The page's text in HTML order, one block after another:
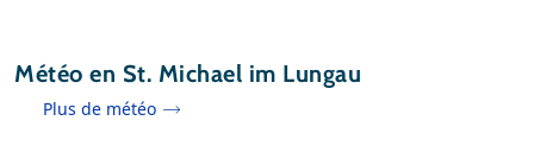
Météo en St. Michael im Lungau
Plus de météo